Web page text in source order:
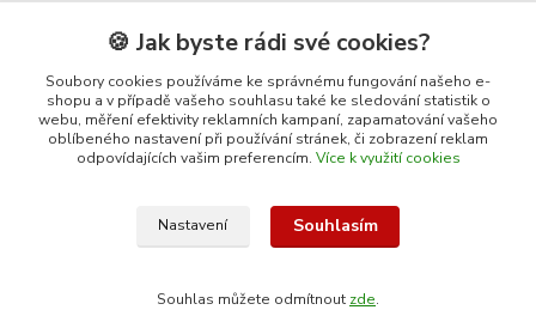
📞 728 007 997
⏰ Po-Pá | 7:00 - 13:30 |
info@repulse.cz
půdních prostor před kunami.
🍪 Jak byste rádi své cookies?
Soubory cookies používáme ke správnému fungování našeho e-
shopu a v případě vašeho souhlasu také ke sledování statistik o
webu, měření efektivity reklamních kampaní, zapamatování vašeho
oblíbeného nastavení při používání stránek, či zobrazení reklam
odpovídajících vašim preferencím. Více k využití cookies
Nastavení Souhlasím
Souhlas můžete odmítnout zde.